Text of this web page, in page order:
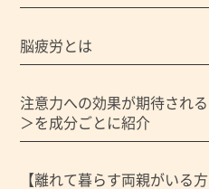
脳疲労とは
注意力への効果が期待され
＞を成分ごとに紹介
【離れて暮らす両親がいる